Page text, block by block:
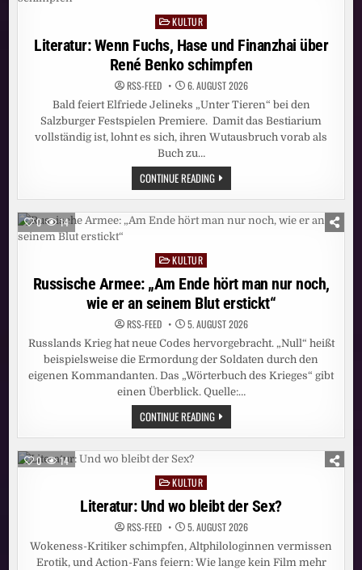
Posted
in
KULTUR
Literatur: Wenn Fuchs, Hase und Finanzhai über
René Benko schimpfen
RSS-FEED 6. AUGUST 2026
Bald feiert Elfriede Jelineks „Unter Tieren“ bei den
Salzburger Festspielen Premiere. Damit das Bestiarium
vollständig ist, lohnt es sich, ihren Wutausbruch vorab als
Buch zu…
CONTINUE READINGLITERATUR:
WENN
FUCHS,
HASE
UND
0 14
Posted
in
KULTUR
Russische Armee: „Am Ende hört man nur noch,
wie er an seinem Blut erstickt“
RSS-FEED 5. AUGUST 2026
Russlands Krieg hat neue Codes hervorgebracht. „Null“ heißt
beispielsweise die Ermordung der Soldaten durch den
eigenen Kommandanten. Das „Wörterbuch des Krieges“ gibt
einen Überblick. Quelle:…
CONTINUE READINGRUSSISCHE
ARMEE:
„AM
ENDE
WIE
ER
AN
SEINEM
BLUT
ERSTICKT“
0 14
Posted
in
KULTUR
Literatur: Und wo bleibt der Sex?
RSS-FEED 5. AUGUST 2026
Wokeness-Kritiker schimpfen, Altphilologinnen vermissen
Erotik, und Action-Fans feiern: Wie lange kein Film mehr